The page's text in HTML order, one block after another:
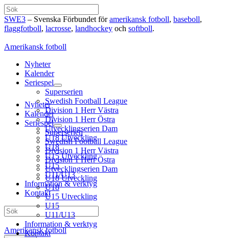
Hoppa
till
innehåll
Sök
SWE3 – Svenska Förbundet föramerikansk fotboll, baseboll,
flaggfotboll, lacrosse, landhockey och softboll.
Amerikansk fotboll
Nyheter
Kalender
Seriespel
Superserien
Swedish Football League
Division 1 Herr Västra
Division 1 Herr Östra
Utvecklingserien Dam
U18 Utveckling
U18
U15 Utveckling
U15
U11/U13
Information & verktyg
Kontakt
Sök
Amerikansk fotboll
Nyheter
Kalender
Seriespel
Superserien
Swedish Football League
Division 1 Herr Västra
Division 1 Herr Östra
Utvecklingserien Dam
U18 Utveckling
U18
U15 Utveckling
U15
U11/U13
Information & verktyg
Kontakt